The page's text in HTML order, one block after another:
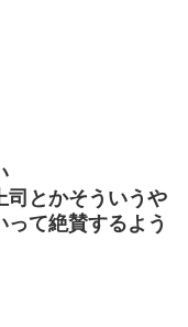
司とかそういうや
て絶賛するよう